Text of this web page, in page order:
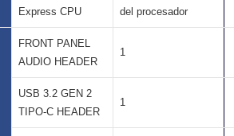
Express CPU
del procesador
FRONT PANEL
AUDIO HEADER
1
USB 3.2 GEN 2
TIPO-C HEADER
1